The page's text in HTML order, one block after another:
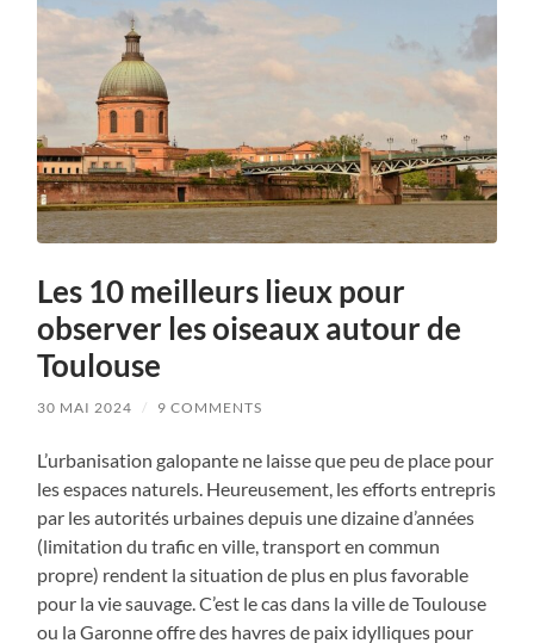
Les 10 meilleurs lieux pour
observer les oiseaux autour de
Toulouse
30 MAI 2024 / 9 COMMENTS
L’urbanisation galopante ne laisse que peu de place pour
les espaces naturels. Heureusement, les efforts entrepris
par les autorités urbaines depuis une dizaine d’années
(limitation du trafic en ville, transport en commun
propre) rendent la situation de plus en plus favorable
pour la vie sauvage. C’est le cas dans la ville de Toulouse
ou la Garonne offre des havres de paix idylliques pour